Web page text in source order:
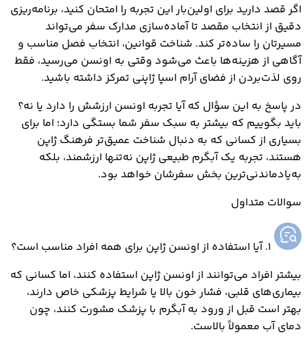
اگر قصد دارید برای اولین‌بار این تجربه را امتحان کنید، برنامه‌ریزی
دقیق از انتخاب مقصد تا آماده‌سازی مدارک سفر می‌تواند
مسیرتان را ساده‌تر کند. شناخت قوانین، انتخاب فصل مناسب و
آگاهی از هزینه‌ها باعث می‌شود وقتی به اونسن می‌رسید، فقط
روی لذت‌بردن از فضای آرام اسپا ژاپنی تمرکز داشته باشید.
در پاسخ به این سؤال که آیا تجربه اونسن ارزشش را دارد یا نه؟
باید بگوییم که بیشتر به سبک سفر شما بستگی دارد؛ اما برای
بسیاری از کسانی که به دنبال شناخت عمیق‌تر فرهنگ ژاپن
هستند، تجربه یک آبگرم طبیعی ژاپن نه‌تنها ارزشمند، بلکه
به‌یادماندنی‌ترین بخش سفرشان خواهد بود.
سوالات متداول
1. آیا استفاده از اونسن ژاپن برای همه افراد مناسب است؟
بیشتر افراد می‌توانند از اونسن ژاپن استفاده کنند، اما کسانی که
بیماری‌های قلبی، فشار خون بالا یا شرایط پزشکی خاص دارند،
بهتر است قبل از ورود به آبگرم با پزشک مشورت کنند، چون
دمای آب معمولاً بالاست.